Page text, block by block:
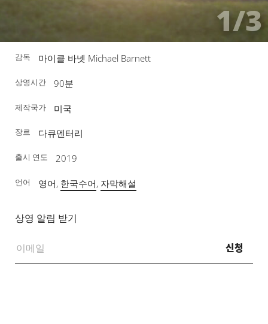
1/3
감독 마이클 바넷 Michael Barnett
상영시간 90분
제작국가 미국
장르 다큐멘터리
출시 연도 2019
언어 영어, 한국수어, 자막해설
상영 알림 받기
신청